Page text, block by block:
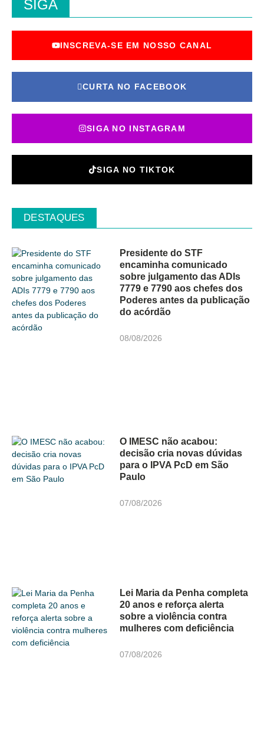
SIGA
INSCREVA-SE EM NOSSO CANAL
CURTA NO FACEBOOK
SIGA NO INSTAGRAM
SIGA NO TIKTOK
DESTAQUES
Presidente do STF
encaminha comunicado
sobre julgamento das ADIs
7779 e 7790 aos chefes dos
Poderes antes da publicação
do acórdão
08/08/2026
O IMESC não acabou:
decisão cria novas dúvidas
para o IPVA PcD em São
Paulo
07/08/2026
Lei Maria da Penha completa
20 anos e reforça alerta
sobre a violência contra
mulheres com deficiência
07/08/2026